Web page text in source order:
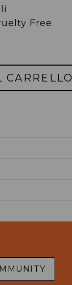
Free
CARRELLO